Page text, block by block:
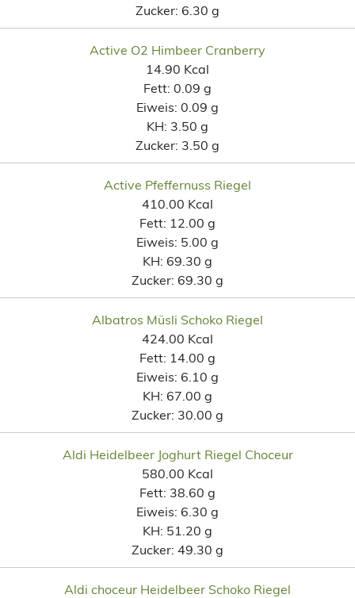
Zucker: 6.30 g
Active O2 Himbeer Cranberry
14.90 Kcal
Fett: 0.09 g
Eiweis: 0.09 g
KH: 3.50 g
Zucker: 3.50 g
Active Pfeffernuss Riegel
410.00 Kcal
Fett: 12.00 g
Eiweis: 5.00 g
KH: 69.30 g
Zucker: 69.30 g
Albatros Müsli Schoko Riegel
424.00 Kcal
Fett: 14.00 g
Eiweis: 6.10 g
KH: 67.00 g
Zucker: 30.00 g
Aldi Heidelbeer Joghurt Riegel Choceur
580.00 Kcal
Fett: 38.60 g
Eiweis: 6.30 g
KH: 51.20 g
Zucker: 49.30 g
Aldi choceur Heidelbeer Schoko Riegel